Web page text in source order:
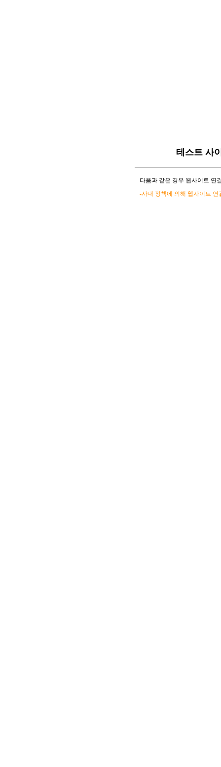
테스트 사
다음과 같은 경우 웹사이트 연
-사내 정책에 의해 웹사이트